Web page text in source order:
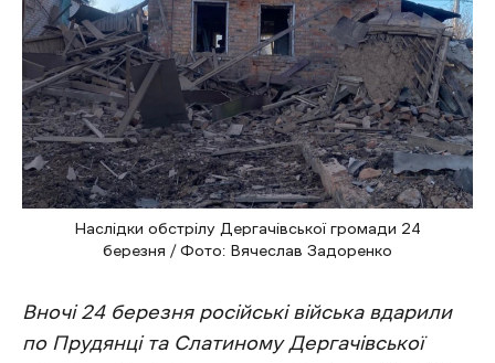
Наслідки обстрілу Дергачівської громади 24
березня / Фото: Вячеслав Задоренко
Вночі 24 березня російські війська вдарили
по Прудянці та Слатиному Дергачівської